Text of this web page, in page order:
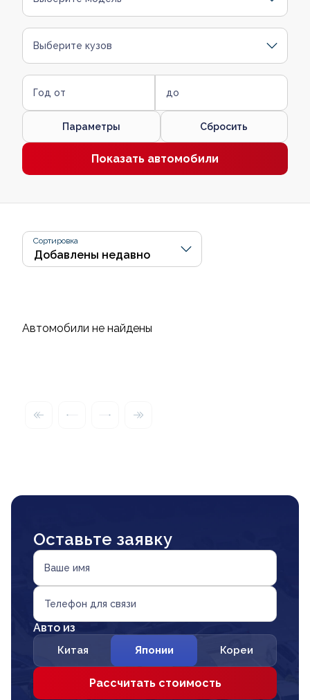
Выберите кузов
Год от до
Параметры Сбросить
Показать автомобили
Сортировка
Автомобили не найдены
Оставьте заявку
Ваше имя
Телефон для связи
Авто из
Китая Японии Кореи
Рассчитать стоимость